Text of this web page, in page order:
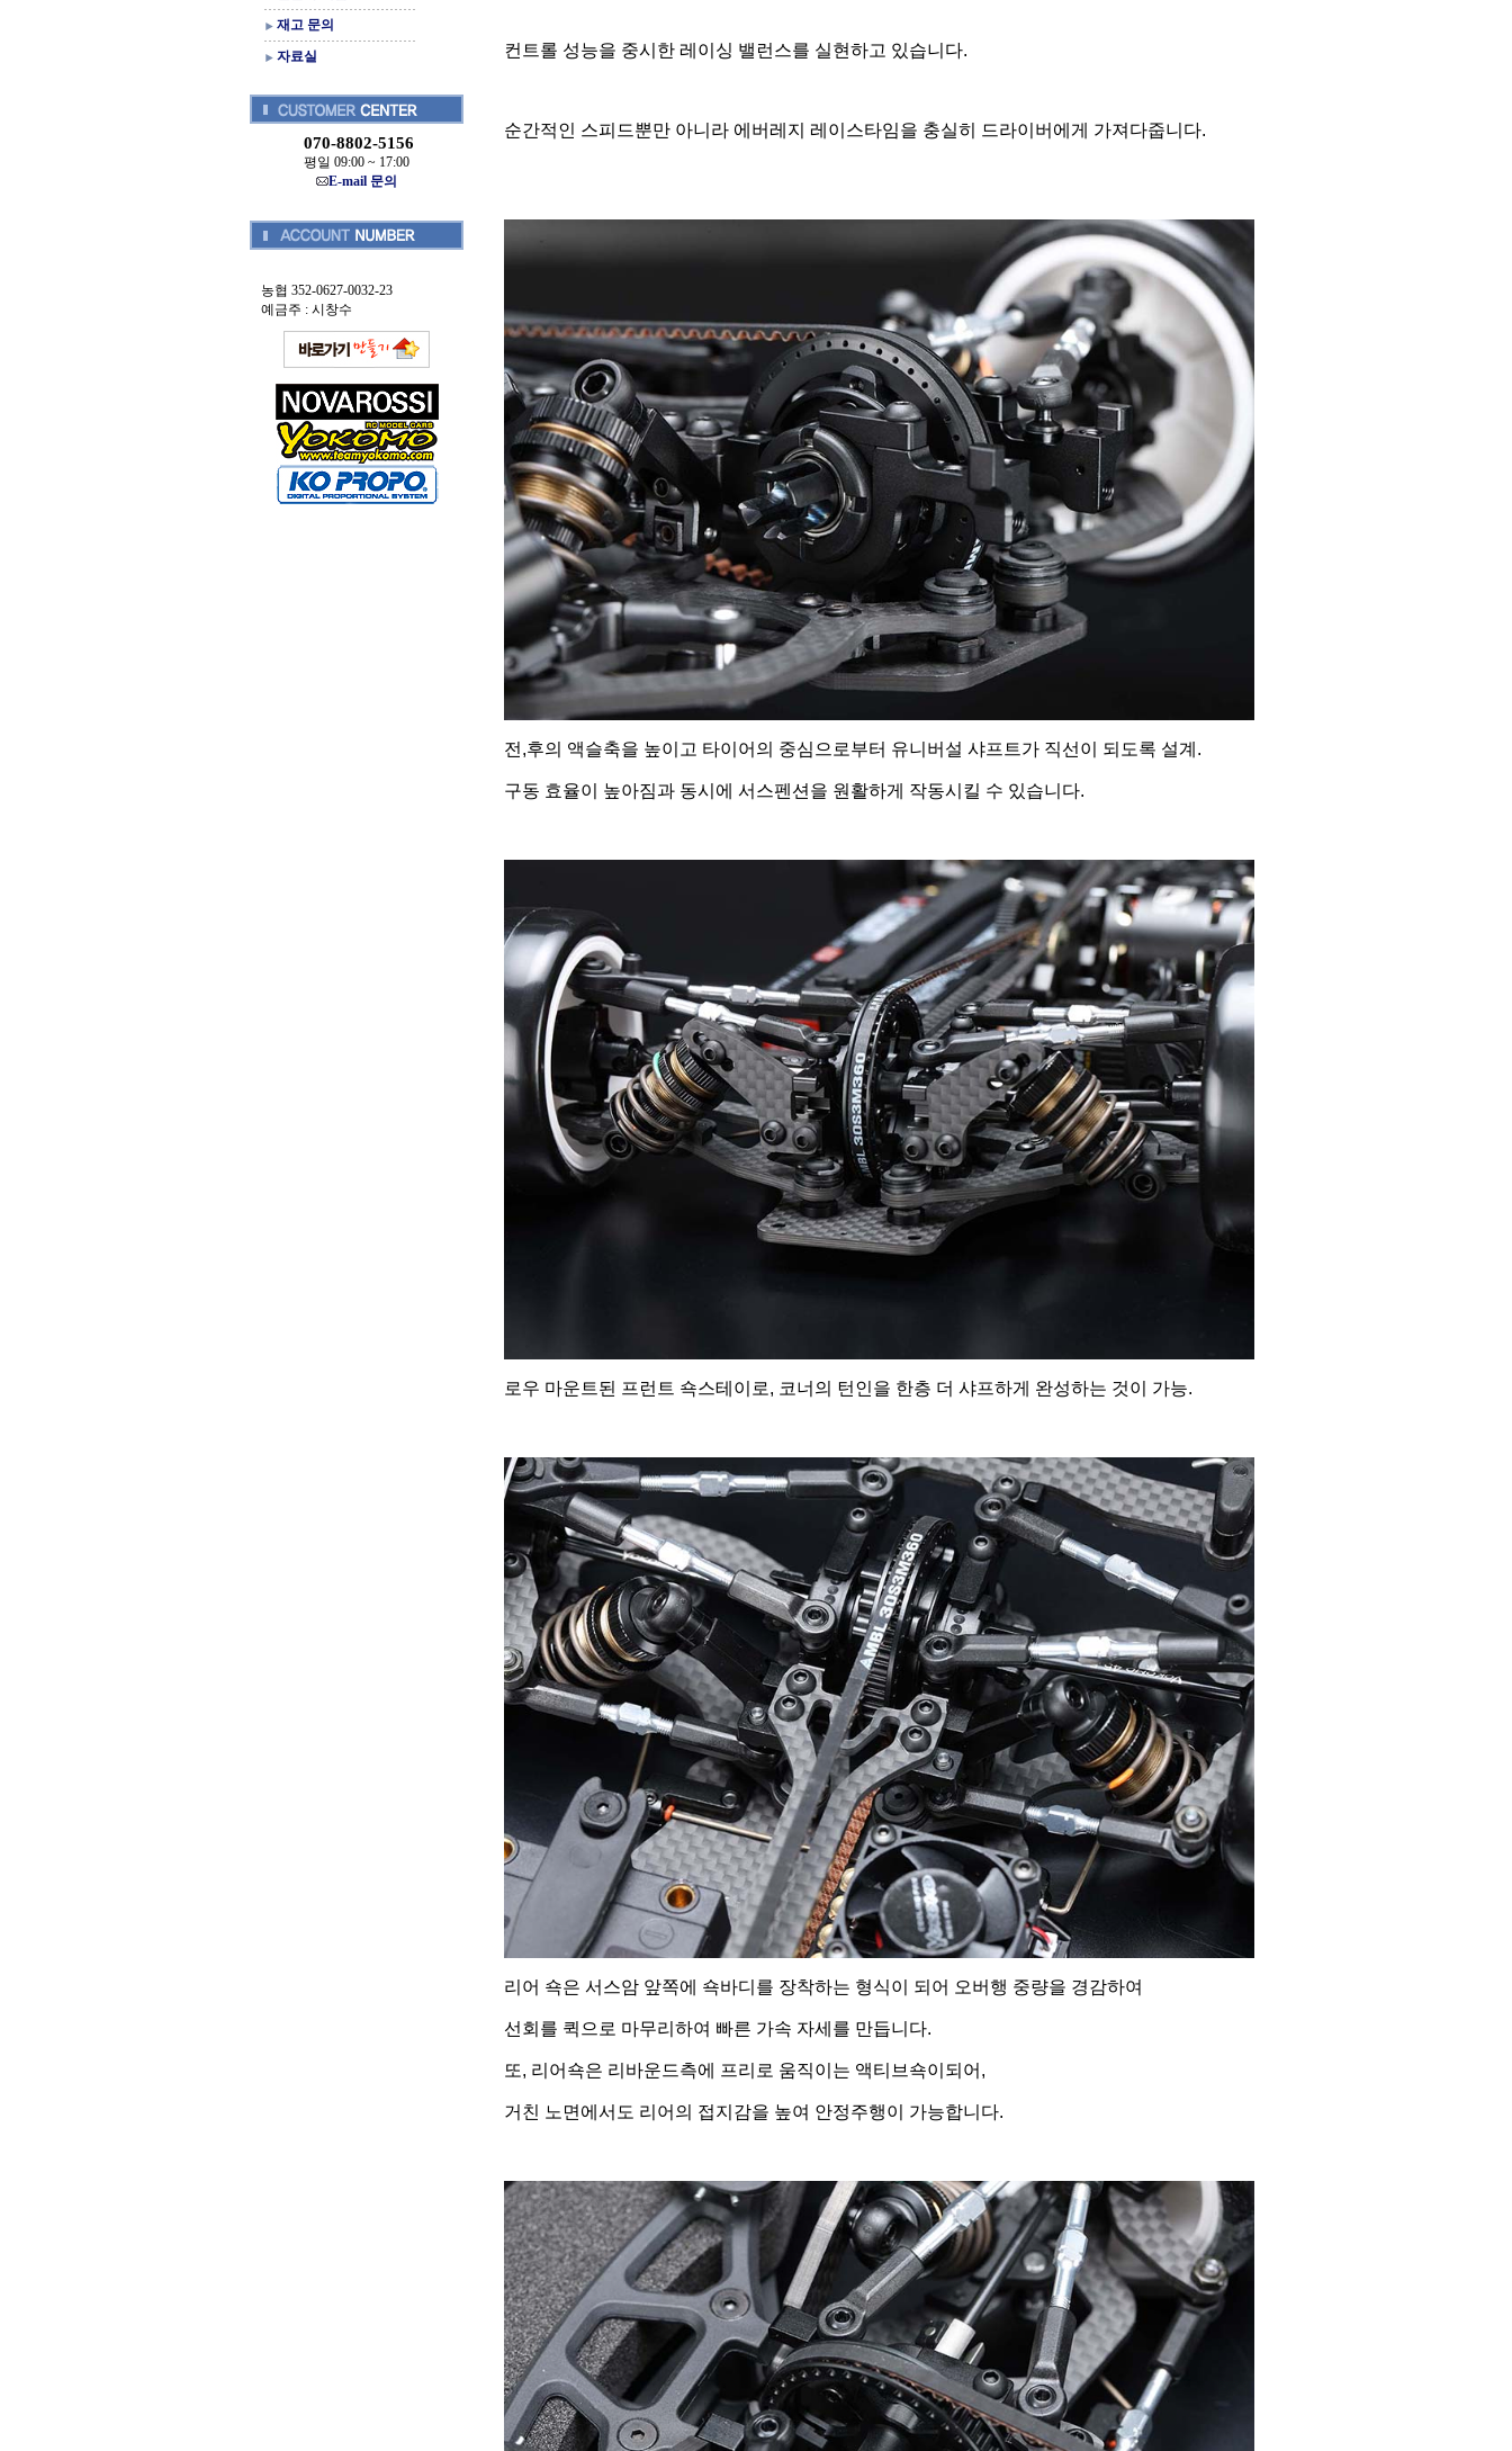
재고 문의
자료실
070-8802-5156
평일 09:00 ~ 17:00
E-mail 문의
농협 352-0627-0032-23
예금주 : 시창수
컨트롤 성능을 중시한 레이싱 밸런스를 실현하고 있습니다.
순간적인 스피드뿐만 아니라 에버레지 레이스타임을 충실히 드라이버에게 가져다줍니다.
전,후의 액슬축을 높이고 타이어의 중심으로부터 유니버설 샤프트가 직선이 되도록 설계.
구동 효율이 높아짐과 동시에 서스펜션을 원활하게 작동시킬 수 있습니다.
로우 마운트된 프런트 쇽스테이로, 코너의 턴인을 한층 더 샤프하게 완성하는 것이 가능.
리어 쇽은 서스암 앞쪽에 쇽바디를 장착하는 형식이 되어 오버행 중량을 경감하여
선회를 퀵으로 마무리하여 빠른 가속 자세를 만듭니다.
또, 리어쇽은 리바운드측에 프리로 움직이는 액티브쇽이되어,
거친 노면에서도 리어의 접지감을 높여 안정주행이 가능합니다.